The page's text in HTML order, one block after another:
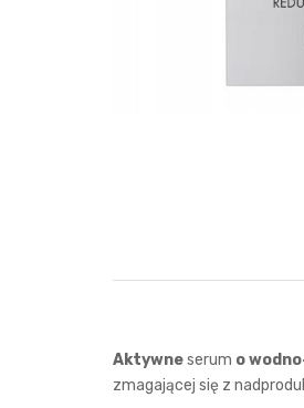
Aktywneserum o
zmagającej się z